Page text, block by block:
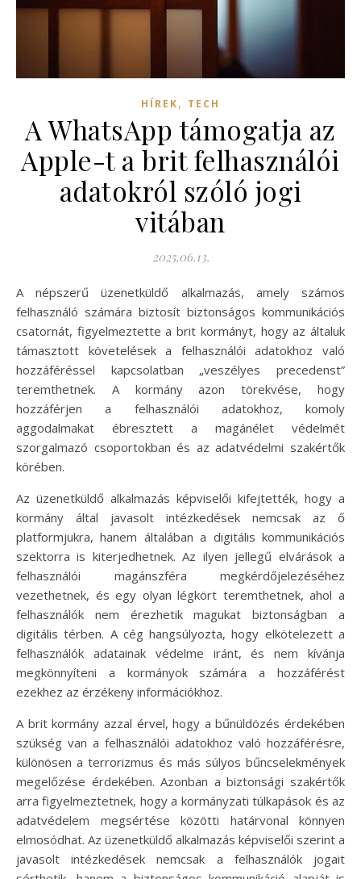
HÍREK, TECH
A WhatsApp támogatja az
Apple-t a brit felhasználói
adatokról szóló jogi
vitában
2025.06.13.
A népszerű üzenetküldő alkalmazás, amely számos
felhasználó számára biztosít biztonságos kommunikációs
csatornát, figyelmeztette a brit kormányt, hogy az általuk
támasztott követelések a felhasználói adatokhoz való
hozzáféréssel kapcsolatban „veszélyes precedenst”
teremthetnek. A kormány azon törekvése, hogy
hozzáférjen a felhasználói adatokhoz, komoly
aggodalmakat ébresztett a magánélet védelmét
szorgalmazó csoportokban és az adatvédelmi szakértők
körében.
Az üzenetküldő alkalmazás képviselői kifejtették, hogy a
kormány által javasolt intézkedések nemcsak az ő
platformjukra, hanem általában a digitális kommunikációs
szektorra is kiterjedhetnek. Az ilyen jellegű elvárások a
felhasználói magánszféra megkérdőjelezéséhez
vezethetnek, és egy olyan légkört teremthetnek, ahol a
felhasználók nem érezhetik magukat biztonságban a
digitális térben. A cég hangsúlyozta, hogy elkötelezett a
felhasználók adatainak védelme iránt, és nem kívánja
megkönnyíteni a kormányok számára a hozzáférést
ezekhez az érzékeny információkhoz.
A brit kormány azzal érvel, hogy a bűnüldözés érdekében
szükség van a felhasználói adatokhoz való hozzáférésre,
különösen a terrorizmus és más súlyos bűncselekmények
megelőzése érdekében. Azonban a biztonsági szakértők
arra figyelmeztetnek, hogy a kormányzati túlkapások és az
adatvédelem megsértése közötti határvonal könnyen
elmosódhat. Az üzenetküldő alkalmazás képviselői szerint a
javasolt intézkedések nemcsak a felhasználók jogait